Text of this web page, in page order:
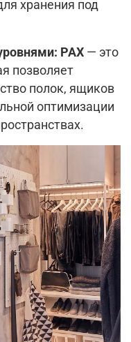
хранения под
PAX — это
позволяет
полок, ящиков
оптимизации